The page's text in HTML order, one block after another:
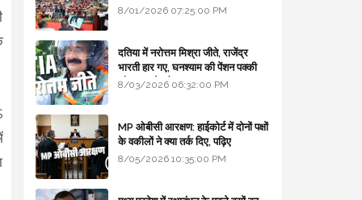
8/01/2026 07:25:00 PM
दतिया में नरोत्तम मिश्रा जीते, राजेंद्र
भारती हार गए, घनश्याम की पेंशन पक्की
और आशुतोष बैक टू...
8/03/2026 06:32:00 PM
MP ओबीसी आरक्षण: हाईकोर्ट में दोनों पक्षों
के वकीलों ने क्या तर्क दिए, पढ़िए
8/05/2026 10:35:00 PM